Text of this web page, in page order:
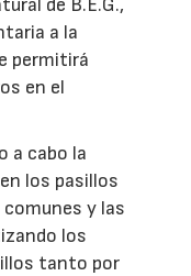
de B.E.G.,
a la
permitirá
en el
a cabo la
los pasillos
y las
los
tanto por